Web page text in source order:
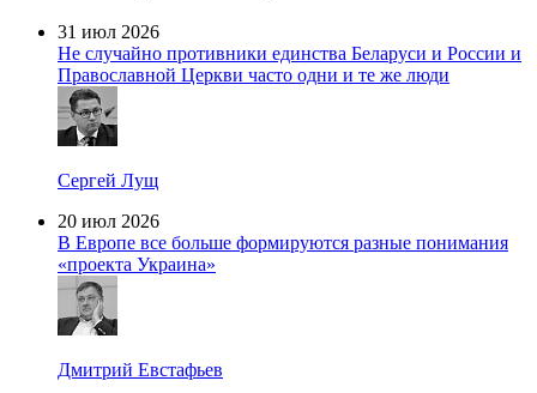
31 июл 2026
Не случайно противники единства Беларуси и России и
Православной Церкви часто одни и те же люди
Сергей Лущ
20 июл 2026
В Европе все больше формируются разные понимания
«проекта Украина»
Дмитрий Евстафьев